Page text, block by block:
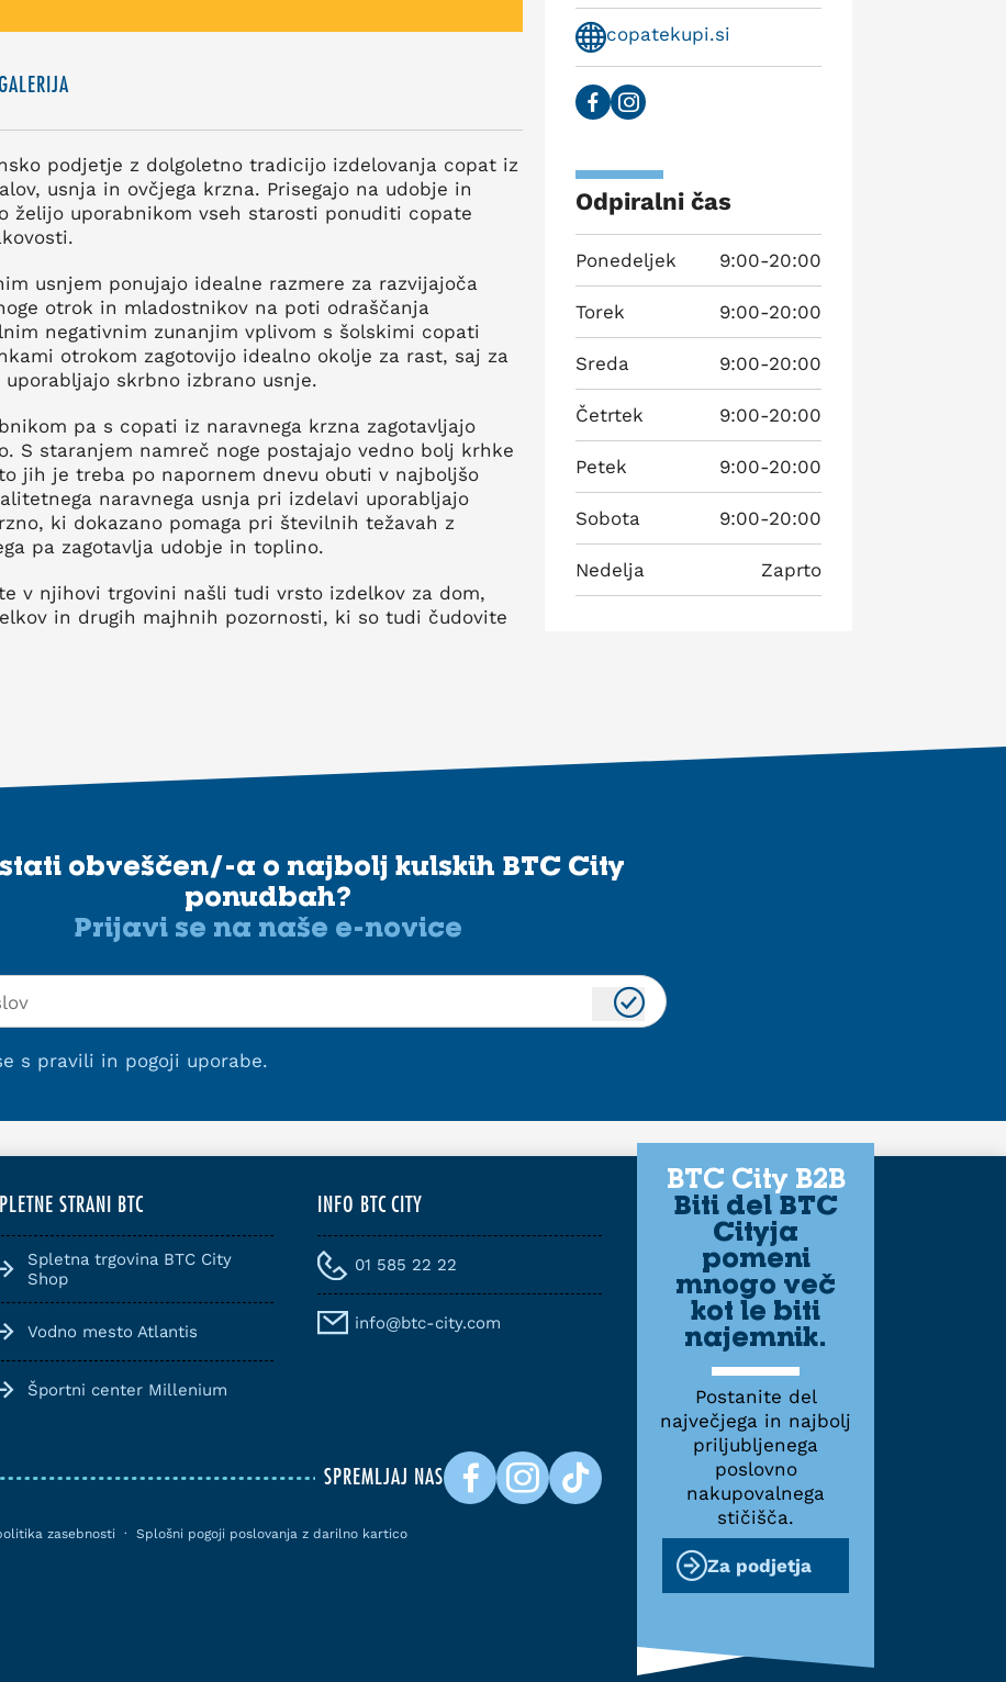
podjetje z dolgoletno tradicijo izdelovanja copat iz
usnja in ovčjega krzna. Prisegajo na udobje in
želijo uporabnikom vseh starosti ponuditi copate
usnjem ponujajo idealne razmere za razvijajoča
otrok in mladostnikov na poti odraščanja
negativnim zunanjim vplivom s šolskimi copati
otrokom zagotovijo idealno okolje za rast, saj za
uporabljajo skrbno izbrano usnje.
pa s copati iz naravnega krzna zagotavljajo
S staranjem namreč noge postajajo vedno bolj krhke
jih je treba po napornem dnevu obuti v najboljšo
naravnega usnja pri izdelavi uporabljajo
ki dokazano pomaga pri številnih težavah z
pa zagotavlja udobje in toplino.
v njihovi trgovini našli tudi vrsto izdelkov za dom,
in drugih majhnih pozornosti, ki so tudi čudovite
copatekupi.si
Odpiralni čas
Ponedeljek 9:00-20:00
Torek 9:00-20:00
Sreda 9:00-20:00
Četrtek 9:00-20:00
Petek 9:00-20:00
Sobota 9:00-20:00
Nedelja Zaprto
obveščen/-a o najbolj kulskih BTC City
ponudbah?
Prijavi se na naše e-novice
s pravili in pogoji uporabe.
STRANI BTC
Spletna trgovina BTC City
Shop
Vodno mesto Atlantis
Športni center Millenium
INFO BTC CITY
01 585 22 22
info@btc-city.com
SPREMLJAJ NAS
zasebnosti ·
Splošni pogoji poslovanja z darilno kartico
BTC City B2B
Biti del BTC
Cityja
pomeni
mnogo več
kot le biti
najemnik.
Postanite del
največjega in najbolj
priljubljenega
poslovno
nakupovalnega
stičišča.
Za podjetja